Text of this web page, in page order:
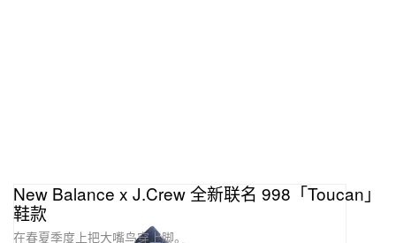
New Balance x J.Crew 全新联名 998「Toucan」
鞋款
在春夏季度上把大嘴鸟穿上脚。